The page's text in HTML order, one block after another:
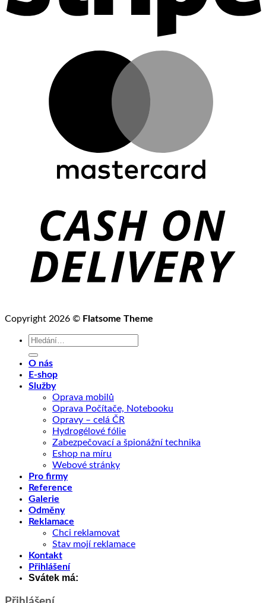
Copyright 2026 © Flatsome Theme
Hledat:
O nás
E-shop
Služby
Oprava mobilů
Oprava Počítače, Notebooku
Opravy – celá ČR
Hydrogélové fólie
Zabezpečovací a špionážní technika
Eshop na míru
Webové stránky
Pro firmy
Reference
Galerie
Odměny
Reklamace
Chci reklamovat
Stav mojí reklamace
Kontakt
Přihlášení
Svátek má: